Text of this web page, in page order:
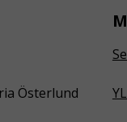
Österlund